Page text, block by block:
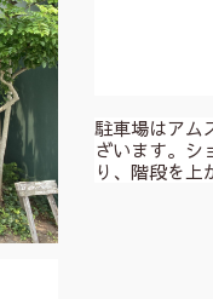
駐車場はアム
ざいます。シ
り、階段を上